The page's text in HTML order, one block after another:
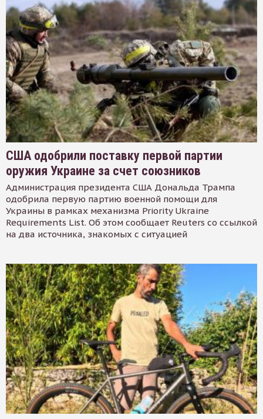
США одобрили поставку первой партии
оружия Украине за счет союзников
Администрация президента США Дональда Трампа
одобрила первую партию военной помощи для
Украины в рамках механизма Priority Ukraine
Requirements List. Об этом сообщает Reuters со ссылкой
на два источника, знакомых с ситуацией